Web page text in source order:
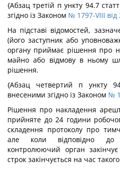
{Абзац третій п ункту 94.7
згідно із Законом № 1797-VIII від
На підставі відомостей,
(його заступник або
органу приймає рішення про
майно або відмову в ньому
рішення.
{Абзац четвертий п ункту
внесеними згідно із Законом №
Рішення про накладення
прийняте до 24 години
складення протоколу про
але коли відповідно до
контролюючий орган
строк закінчується на час